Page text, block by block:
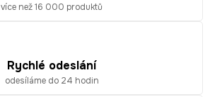
více než 16 000 produktů
Rychlé odeslání
odesíláme do 24 hodin